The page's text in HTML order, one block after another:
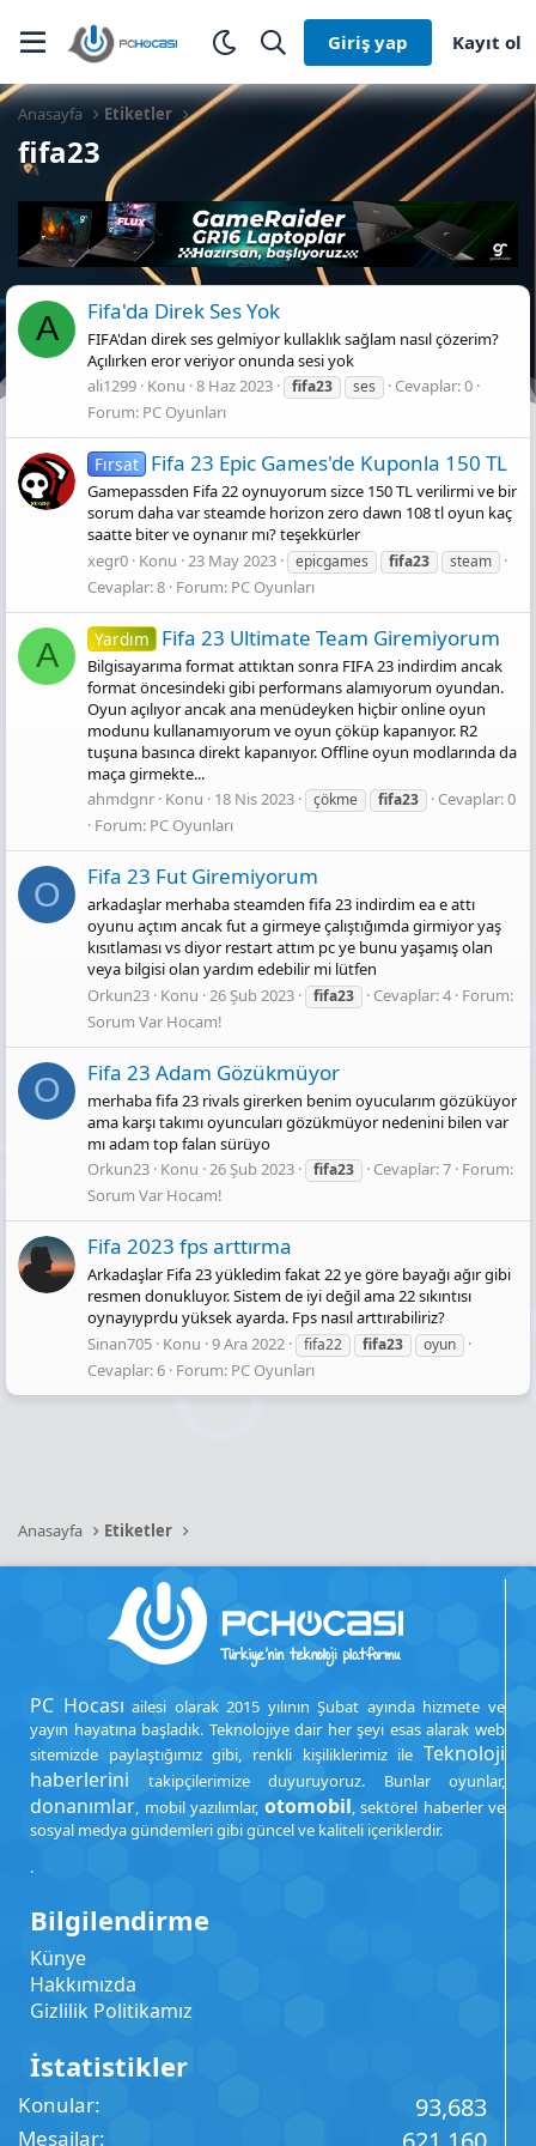
Giriş yap Kayıt ol
Anasayfa Etiketler
fifa23
A Fifa'da Direk Ses Yok
FIFA'dan direk ses gelmiyor kullaklık sağlam nasıl çözerim?
Açılırken eror veriyor onunda sesi yok
ali1299 Konu 8 Haz 2023 fifa23 ses
Cevaplar: 0
Forum: PC Oyunları
Fırsat Fifa 23 Epic Games'de Kuponla 150 TL
Gamepassden Fifa 22 oynuyorum sizce 150 TL verilirmi ve bir
sorum daha var steamde horizon zero dawn 108 tl oyun kaç
saatte biter ve oynanır mı? teşekkürler
xegr0 Konu 23 May 2023 epicgames fifa23 steam
Cevaplar: 8 Forum: PC Oyunları
A Yardım Fi̇fa 23 Ultimate Team Giremiyorum
Bilgisayarıma format attıktan sonra FIFA 23 indirdim ancak
format öncesindeki gibi performans alamıyorum oyundan.
Oyun açılıyor ancak ana menüdeyken hiçbir online oyun
modunu kullanamıyorum ve oyun çöküp kapanıyor. R2
tuşuna basınca direkt kapanıyor. Offline oyun modlarında da
maça girmekte...
ahmdgnr Konu 18 Nis 2023 çökme fifa23
Cevaplar: 0
Forum: PC Oyunları
O Fifa 23 Fut Giremiyorum
arkadaşlar merhaba steamden fifa 23 indirdim ea e attı
oyunu açtım ancak fut a girmeye çalıştığımda girmiyor yaş
kısıtlaması vs diyor restart attım pc ye bunu yaşamış olan
veya bilgisi olan yardım edebilir mi lütfen
Orkun23 Konu 26 Şub 2023 fifa23 Cevaplar: 4 Forum:
Sorum Var Hocam!
O Fifa 23 Adam Gözükmüyor
merhaba fifa 23 rivals girerken benim oyucularım gözüküyor
ama karşı takımı oyuncuları gözükmüyor nedenini bilen var
mı adam top falan sürüyo
Orkun23 Konu 26 Şub 2023 fifa23 Cevaplar: 7 Forum:
Sorum Var Hocam!
Fifa 2023 fps arttırma
Arkadaşlar Fifa 23 yükledim fakat 22 ye göre bayağı ağır gibi
resmen donukluyor. Sistem de iyi değil ama 22 sıkıntısı
oynayıyprdu yüksek ayarda. Fps nasıl arttırabiliriz?
Sinan705 Konu 9 Ara 2022 fifa22 fifa23 oyun
Cevaplar: 6 Forum: PC Oyunları
Anasayfa Etiketler
PC Hocası ailesi olarak 2015 yılının Şubat ayında hizmete ve
yayın hayatına başladık. Teknolojiye dair her şeyi esas alarak web
sitemizde paylaştığımız gibi, renkli kişiliklerimiz ile Teknoloji
haberlerini takipçilerimize duyuruyoruz. Bunlar oyunlar,
donanımlar, mobil yazılımlar, otomobil, sektörel haberler ve
sosyal medya gündemleri gibi güncel ve kaliteli içeriklerdir.
.
Bilgilendirme
Künye
Hakkımızda
Gizlilik Politikamız
İstatistikler
Konular 93,683
Mesajlar